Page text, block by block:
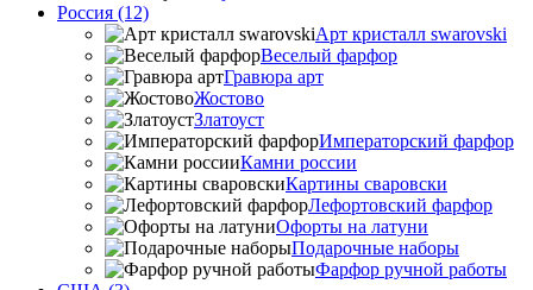
Россия (12)
Арт кристалл swarovski
Веселый фарфор
Гравюра арт
Жостово
Златоуст
Императорский фарфор
Камни россии
Картины сваровски
Лефортовский фарфор
Офорты на латуни
Подарочные наборы
Фарфор ручной работы